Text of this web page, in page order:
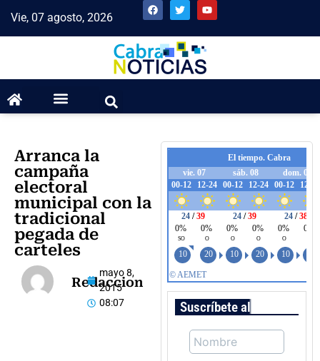
Vie, 07 agosto, 2026
Arranca la
campaña
electoral
municipal con la
tradicional
pegada de
carteles
Redaccion
mayo 8,
2015
08:07
Suscríbete al boletín